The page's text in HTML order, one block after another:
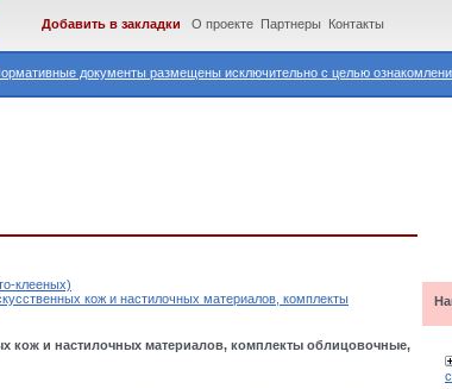
документы размещены исключительно с целью
Добавить в закладки О проекте Партнеры Контакты
клееных)
кож и настилочных материалов, комплекты
кож и настилочных материалов, комплекты облицовочные,